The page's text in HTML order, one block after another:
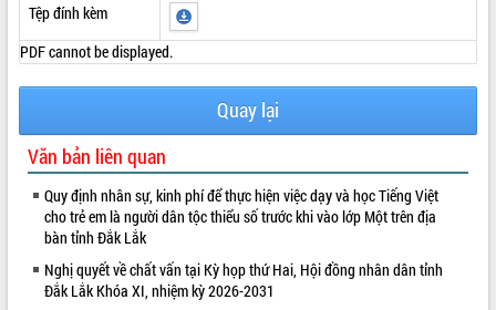
Tệp đính kèm
PDF cannot be displayed.
Quay lại
Văn bản liên quan
Quy định nhân sự, kinh phí để thực hiện việc dạy và học Tiếng Việt
cho trẻ em là người dân tộc thiểu số trước khi vào lớp Một trên địa
bàn tỉnh Đắk Lắk
Nghị quyết về chất vấn tại Kỳ họp thứ Hai, Hội đồng nhân dân tỉnh
Đắk Lắk Khóa XI, nhiệm kỳ 2026-2031